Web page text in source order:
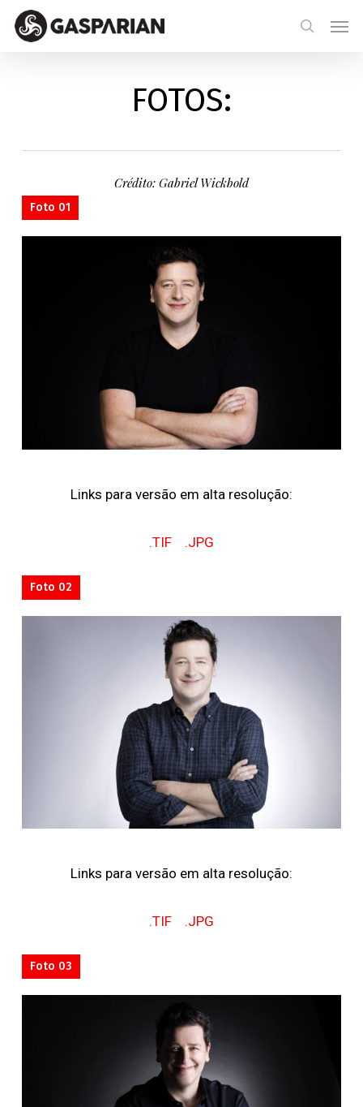
Skip
search
FOTOS:
Crédito: Gabriel Wickbold
Foto 01
Links para versão em alta resolução:
.TIF .JPG
Foto 02
Links para versão em alta resolução:
.TIF .JPG
Foto 03